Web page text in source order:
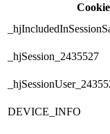
Cookie
_hjSession_2435527
DEVICE_INFO